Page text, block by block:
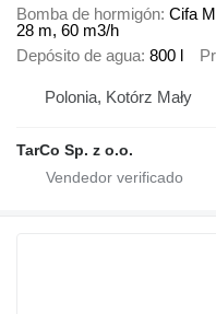
Bomba de hormigón Cifa
28 m, 60 m3/h
Depósito de agua 800 l
Polonia, Kotórz Mały
TarCo Sp. z o.o.